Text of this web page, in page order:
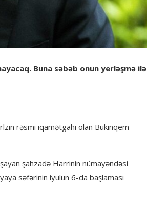
Buna səbəb onun yerləşmə ilə
rəsmi iqamətgahı olan Bukinqem
şahzadə Harrinin nümayəndəsi
səfərinin iyulun 6-da başlaması